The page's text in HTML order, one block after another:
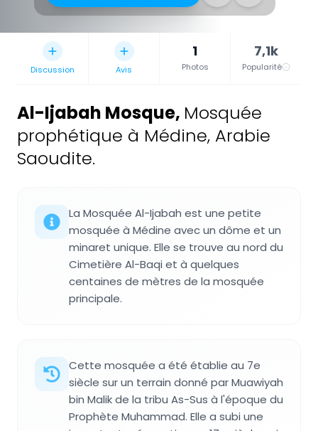
Discussion Avis
1
Photos
7,1k
Popularité
Al-Ijabah Mosque, Mosquée
prophétique à Médine, Arabie
Saoudite.
La Mosquée Al-Ijabah est une petite
mosquée à Médine avec un dôme et un
minaret unique. Elle se trouve au nord du
Cimetière Al-Baqi et à quelques
centaines de mètres de la mosquée
principale.
Cette mosquée a été établie au 7e
siècle sur un terrain donné par Muawiyah
bin Malik de la tribu As-Sus à l'époque du
Prophète Muhammad. Elle a subi une